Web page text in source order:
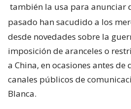
también la usa para anunciar
pasado han sacudido a los
desde novedades sobre la
imposición de aranceles o
a China, en ocasiones antes
canales públicos de
Blanca.